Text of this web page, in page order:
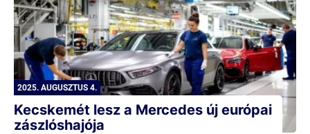
2025. AUGUSZTUS 4.
Kecskemét lesz a Mercedes új európai
zászlóshajója